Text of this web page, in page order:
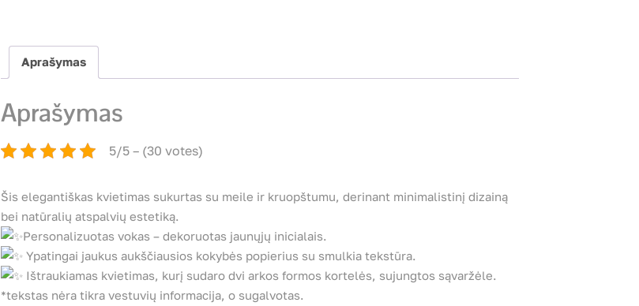
Aprašymas
Aprašymas
5/5 – (30 votes)
Šis elegantiškas kvietimas sukurtas su meile ir kruopštumu, derinant minimalistinį dizainą
bei natūralių atspalvių estetiką.
Personalizuotas vokas – dekoruotas jaunųjų inicialais.
Ypatingai jaukus aukščiausios kokybės popierius su smulkia tekstūra.
Ištraukiamas kvietimas, kurį sudaro dvi arkos formos kortelės, sujungtos sąvaržėle.
*tekstas nėra tikra vestuvių informacija, o sugalvotas.